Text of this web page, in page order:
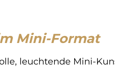
Mini-Format
leuchtende Mini-